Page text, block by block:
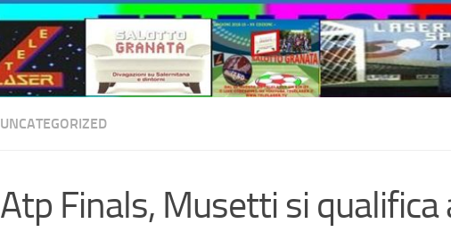
UNCATEGORIZED
Atp Finals, Musetti si qualifica